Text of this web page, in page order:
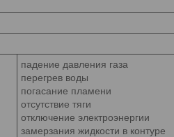
падение давления газа
перегрев воды
погасание пламени
отсутствие тяги
отключение электроэнергии
замерзания жидкости в контуре